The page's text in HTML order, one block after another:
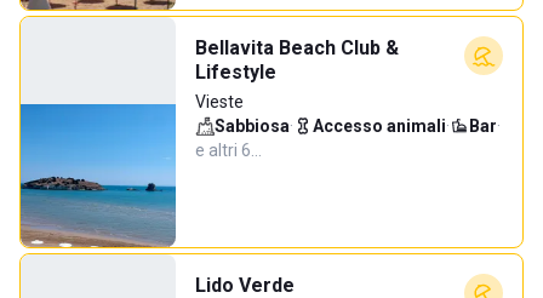
Bellavita Beach Club &
Lifestyle
Vieste
Sabbiosa· Accesso animali· Bar·
e altri 6…
Lido Verde